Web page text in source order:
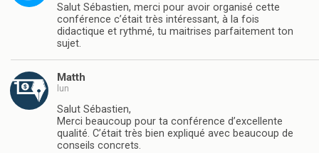
Salut Sébastien, merci pour avoir organisé cette
conférence c’était très intéressant, à la fois
didactique et rythmé, tu maitrises parfaitement ton
sujet.
Matth
lun
Salut Sébastien,
Merci beaucoup pour ta conférence d’excellente
qualité. C’était très bien expliqué avec beaucoup de
conseils concrets.